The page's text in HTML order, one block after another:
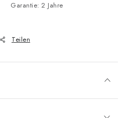
Garantie: 2 Jahre
Teilen